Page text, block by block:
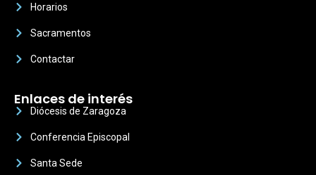
Horarios
Sacramentos
Contactar
Enlaces de interés
Diócesis de Zaragoza
Conferencia Episcopal
Santa Sede